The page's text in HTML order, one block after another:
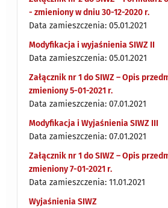
- zmieniony w dniu 30-12-2020 r.
Data zamieszczenia: 05.01.2021
Modyfikacja i wyjaśnienia SIWZ II
Data zamieszczenia: 05.01.2021
Załącznik nr 1 do SIWZ – Opis
zmieniony 5-01-2021 r.
Data zamieszczenia: 07.01.2021
Modyfikacja i Wyjaśnienia SIWZ III
Data zamieszczenia: 07.01.2021
Załącznik nr 1 do SIWZ – Opis
zmieniony 7-01-2021 r.
Data zamieszczenia: 11.01.2021
Wyjaśnienia SIWZ